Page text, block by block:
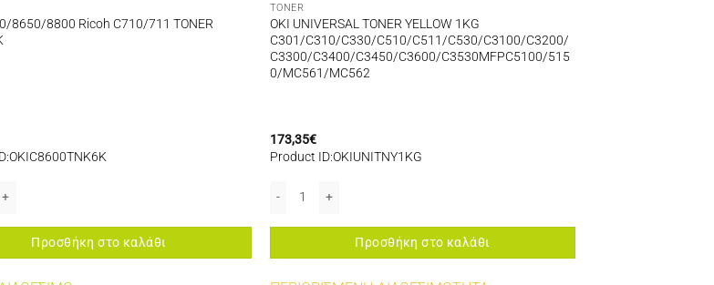
8650/8800 Ricoh C710/711 TONER
Προσθήκη στο καλάθι
TONER
OKI UNIVERSAL TONER YELLOW 1KG
C301/C310/C330/C510/C511/C530/C3100/C3200/
C3300/C3400/C3450/C3600/C3530MFPC5100/515
0/MC561/MC562
173,35€
Product ID:OKIUNITNY1KG
Προσθήκη στο καλάθι